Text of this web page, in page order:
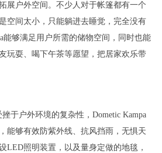
展户外空间。不少人对于帐篷都有一个
空间太小，只能躺进去睡觉，完全没有
能够满足用户所需的储物空间，同时也能
玩耍、喝下午茶等愿望，把居家欢乐带
于户外环境的复杂性，Dometic Kampa
能够有效防紫外线、抗风挡雨，无惧天
LED照明装置，以及量身定做的地毯，